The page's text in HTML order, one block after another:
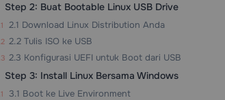
Step 2: Buat Bootable Linux USB Drive
2.1 Download Linux Distribution Anda
2.2 Tulis ISO ke USB
2.3 Konfigurasi UEFI untuk Boot dari USB
Step 3: Install Linux Bersama Windows
3.1 Boot ke Live Environment